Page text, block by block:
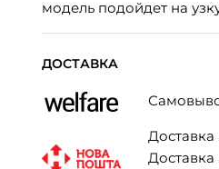
модель подойдет на
ДОСТАВКА
Доставка
Доставка